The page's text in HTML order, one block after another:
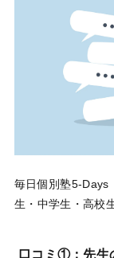
毎日個別塾5-Days
生・中学生・高校
口コミ①：先生